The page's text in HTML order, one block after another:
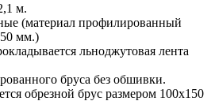
м.
(материал профилированный
мм.)
льноджутовая лента
бруса без обшивки.
обрезной брус размером 100х150